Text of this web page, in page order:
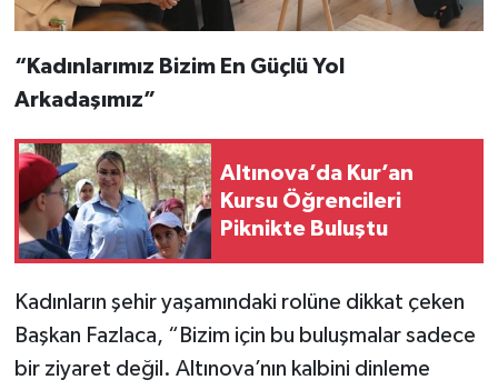
“Kadınlarımız Bizim En Güçlü Yol
Arkadaşımız”
Altınova’da Kur’an
Kursu Öğrencileri
Piknikte Buluştu
Kadınların şehir yaşamındaki rolüne dikkat çeken
Başkan Fazlaca, “Bizim için bu buluşmalar sadece
bir ziyaret değil. Altınova’nın kalbini dinleme